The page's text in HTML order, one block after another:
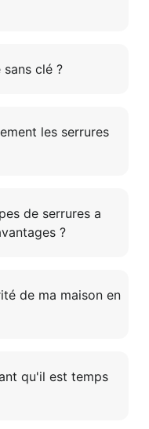
clé ?
les serrures
de serrures a
?
de ma maison en
qu'il est temps